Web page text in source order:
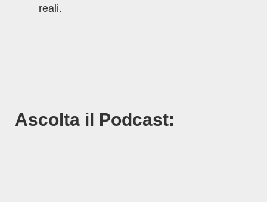
reali.
Ascolta il Podcast: